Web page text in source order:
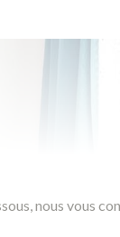
nous vous